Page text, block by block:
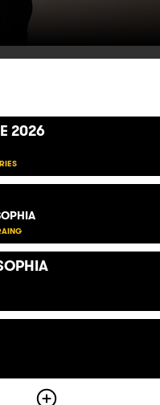
2026